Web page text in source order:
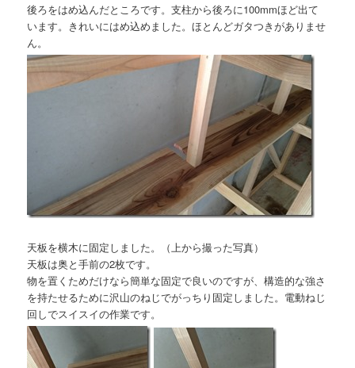
後ろをはめ込んだところです。支柱から後ろに100mmほど出て
います。きれいにはめ込めました。ほとんどガタつきがありませ
ん。
天板を横木に固定しました。（上から撮った写真）
天板は奥と手前の2枚です。
物を置くためだけなら簡単な固定で良いのですが、構造的な強さ
を持たせるために沢山のねじでがっちり固定しました。電動ねじ
回しでスイスイの作業です。